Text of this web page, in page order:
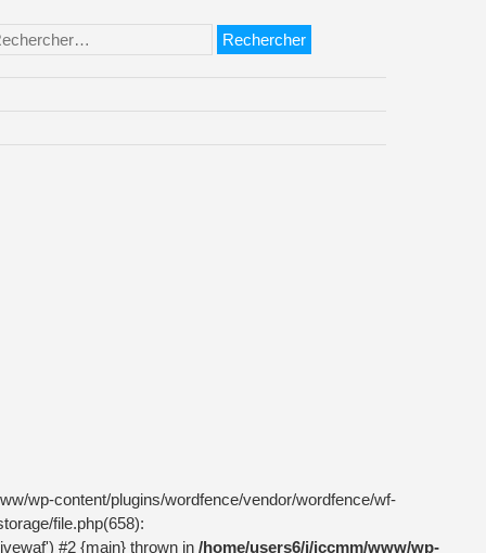
:
wp-content/plugins/wordfence/vendor/wordfence/wf-
file.php(658):
#2 {main} thrown in /home/users6/j/jccmm/www/wp-